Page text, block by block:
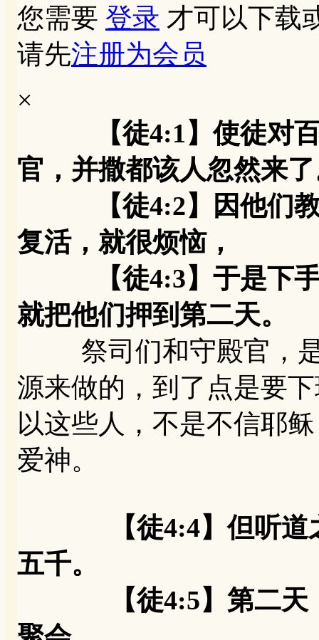
您需要 登录 才可以下载
请先注册为会员
×
【徒4:1】使徒对
官，并撒都该人忽然来
【徒4:2】因他们教
复活，就很烦恼，
【徒4:3】于是下手
就把他们押到第二天。
祭司们和守殿官，是
源来做的，到了点是要
以这些人，不是不信耶
爱神。
【徒4:4】但听
五千。
【徒4:5】第二天，